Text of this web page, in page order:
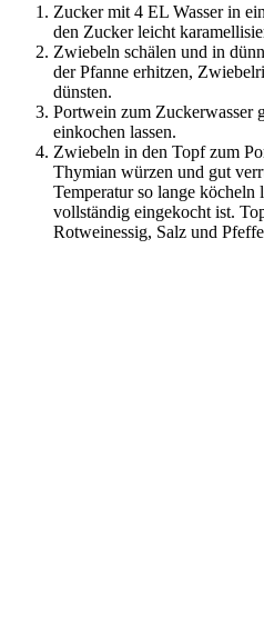
Zucker mit 4 EL Wasser in
den Zucker leicht
Zwiebeln schälen und in
der Pfanne erhitzen,
dünsten.
Portwein zum Zuckerwasser
einkochen lassen.
Zwiebeln in den Topf zum
Thymian würzen und gut
Temperatur so lange köcheln
vollständig eingekocht ist.
Rotweinessig, Salz und